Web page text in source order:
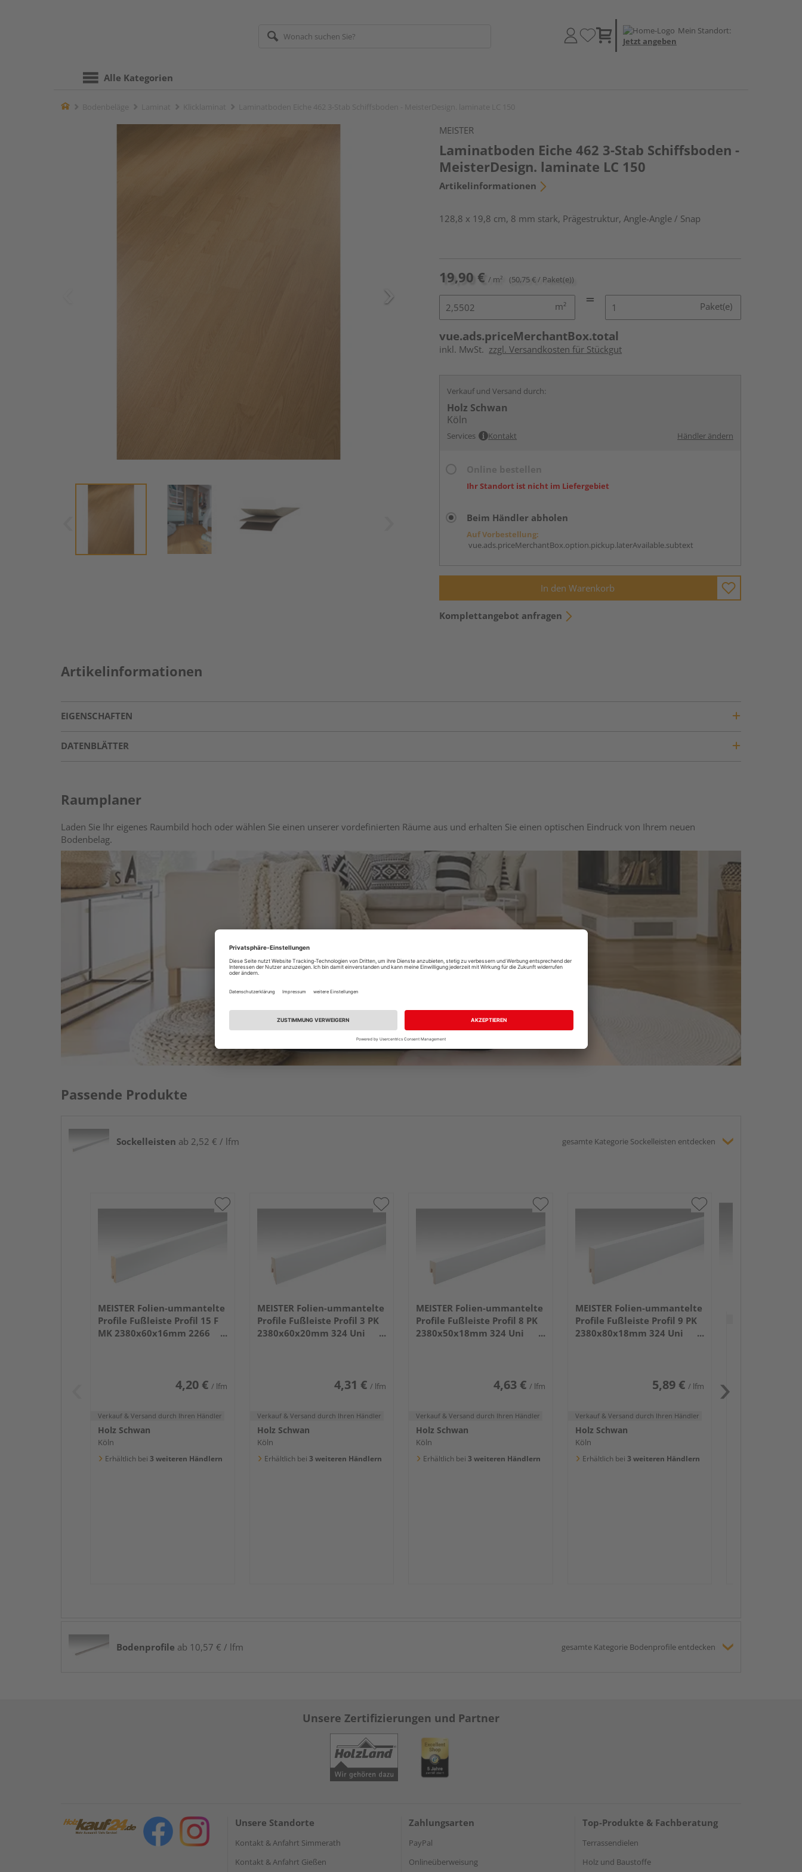
Mein Standort:
Jetzt angeben
Alle Kategorien
Home
MEISTER
Laminatboden Eiche 462 3-Stab Schiffsboden -
MeisterDesign. laminate LC 150
Artikelinformationen
128,8 x 19,8 cm, 8 mm stark, Prägestruktur, Angle-Angle / Snap
19,90 € / m² (50,75 € / Paket(e))
m² Paket(e)
vue.ads.priceMerchantBox.total
inkl. MwSt. zzgl. Versandkosten für Stückgut
Verkauf und Versand durch:
Holz Schwan
Köln
Services Kontakt Händler ändern
Ihr Standort ist nicht im Liefergebiet
Beim Händler abholen
Auf Vorbestellung:
vue.ads.priceMerchantBox.option.pickup.laterAvailable.subtext
In den Warenkorb
Komplettangebot anfragen
Artikelinformationen
EIGENSCHAFTEN
DATENBLÄTTER
Raumplaner
Laden Sie Ihr eigenes Raumbild hoch oder wählen Sie einen unserer vordefinierten Räume aus und erhalten Sie einen optischen Eindruck von Ihrem neuen
Bodenbelag.
Raumplaner
Passende Produkte
Sockelleisten ab 2,52 € / lfm gesamte Kategorie Sockelleisten entdecken
MEISTER Folien-ummantelte
Profile Fußleiste Profil 15 F
MK 2380x60x16mm 2266
4,20 € / lfm
Verkauf & Versand durch Ihren Händler
Holz Schwan
Köln
Erhältlich bei 3 weiteren Händlern
MEISTER Folien-ummantelte
Profile Fußleiste Profil 3 PK
2380x60x20mm 324 Uni
4,31 € / lfm
Verkauf & Versand durch Ihren Händler
Holz Schwan
Köln
Erhältlich bei 3 weiteren Händlern
MEISTER Folien-ummantelte
Profile Fußleiste Profil 8 PK
2380x50x18mm 324 Uni
4,63 € / lfm
Verkauf & Versand durch Ihren Händler
Holz Schwan
Köln
Erhältlich bei 3 weiteren Händlern
MEISTER Folien-ummantelte
Profile Fußleiste Profil 9 PK
2380x80x18mm 324 Uni
5,89 € / lfm
Verkauf & Versand durch Ihren Händler
Holz Schwan
Köln
Erhältlich bei 3 weiteren Händlern
Bodenprofile ab 10,57 € / lfm gesamte Kategorie Bodenprofile entdecken
Unsere Zertifizierungen und Partner
Unsere Standorte
Kontakt & Anfahrt Simmerath
Kontakt & Anfahrt Gießen
Zahlungsarten
PayPal
Onlineüberweisung
Top-Produkte & Fachberatung
Terrassendielen
Holz und Baustoffe